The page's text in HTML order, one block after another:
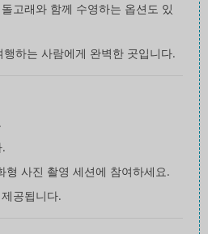
고래와 함께 수영하는 옵션도 있
하는 사람에게 완벽한 곳입니다.
형 사진 촬영 세션에 참여하세요.
공됩니다.